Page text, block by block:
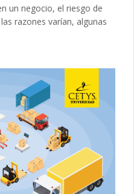
un negocio, el riesgo de
razones varían, algunas